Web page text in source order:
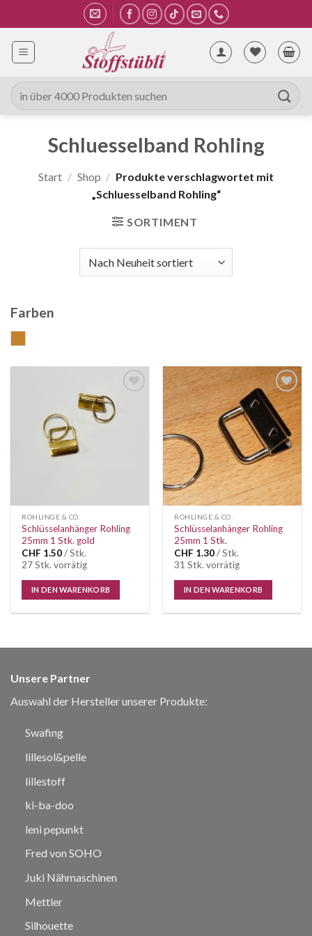
Inhalt
springen
Suche
nach:
Schluesselband Rohling
Start / Shop / Produkte verschlagwortet mit
„Schluesselband Rohling“
SORTIMENT
Farben
Auf die
Wunschliste
ROHLINGE & CO.
Schlüsselanhänger Rohling
25mm 1 Stk. gold
CHF 1.50/ Stk.
27 Stk. vorrätig
IN DEN WARENKORB
Auf die
Wunschliste
ROHLINGE & CO.
Schlüsselanhänger Rohling
25mm 1 Stk.
CHF 1.30/ Stk.
31 Stk. vorrätig
IN DEN WARENKORB
Unsere Partner
Auswahl der Hersteller unserer Produkte:
Swafing
lillesol&pelle
lillestoff
ki-ba-doo
leni pepunkt
Fred von SOHO
Juki Nähmaschinen
Mettler
Silhouette